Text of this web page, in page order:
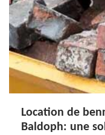
Location de
Baldoph: une